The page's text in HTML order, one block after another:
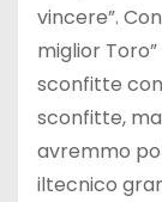
vincere”.
miglior
sconfitte
sconfitte,
avremmo
iltecnico